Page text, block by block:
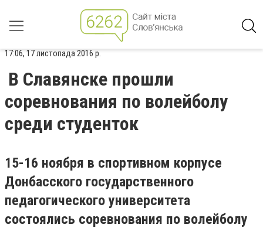
17:06, 17 листопада 2016 р.
В Славянске прошли
соревнования по волейболу
среди студенток
15-16 ноября в спортивном корпусе
Донбасского государственного
педагогического университета
состоялись соревнования по волейболу